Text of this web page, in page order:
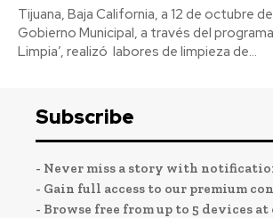
Tijuana, Baja California, a 12 de octubre
Gobierno Municipal, a través del programa
Limpia’, realizó labores de limpieza de...
Subscribe
- Never miss a story with
- Gain full access to our premium
- Browse free from up to 5 devices at